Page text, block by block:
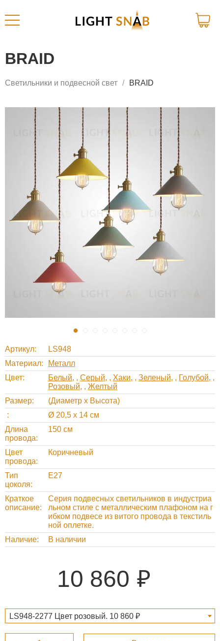
BRAID
Светильники и подвесной свет BRAID
Артикул
LS948
Материал
Металл
Цвет
Белый , Серый , Хаки , Зеленый , Голубой ,
Розовый , Желтый
Размер
(Диаметр х Высота)
Ø 20,5 х 14 см
Длина
провода
150 см
Цвет
провода
Коричневый
Тип
цоколя
Е27
Краткое
описание
Серия подвесных светильников в индустриа
льном стиле с металлическим плафоном на г
ибком подвесе из витого провода в текстиль
ной оплетке.
Наличие
В наличии
10 860
LS948-2277 Цвет розовый. 10 860 ₽